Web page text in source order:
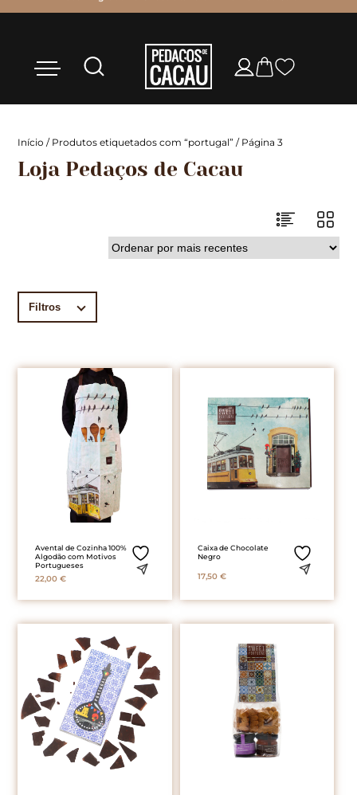
Início / Produtos etiquetados com “portugal” / Página 3
Loja Pedaços de Cacau
Filtros
Avental de Cozinha 100%
Algodão com Motivos
Portugueses
22,00€
Caixa de Chocolate
Negro
17,50 €